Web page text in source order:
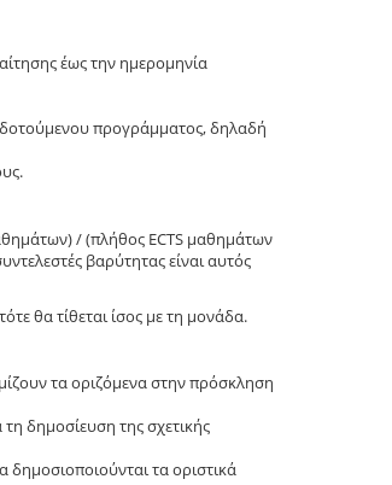
έως την ημερομηνία
προγράμματος, δηλαδή
/ (πλήθος ECTS μαθημάτων
βαρύτητας είναι αυτός
θα τίθεται ίσος με τη μονάδα.
τα οριζόμενα στην πρόσκληση
δημοσίευση της σχετικής
δημοσιοποιούνται τα οριστικά